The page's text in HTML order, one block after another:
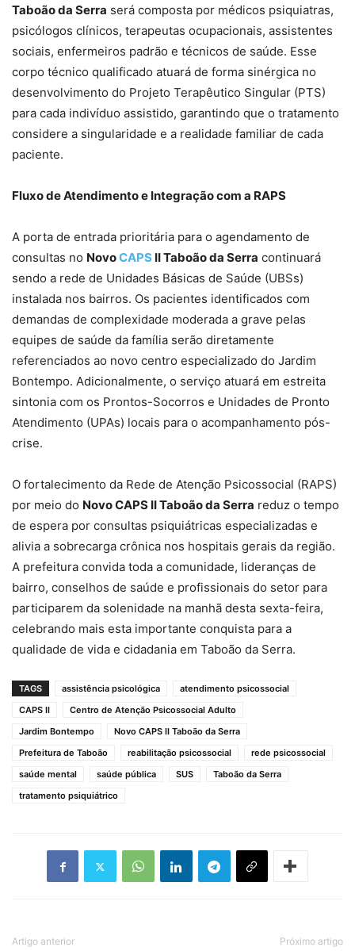
Taboão da Serra será composta por médicos psiquiatras,
psicólogos clínicos, terapeutas ocupacionais, assistentes
sociais, enfermeiros padrão e técnicos de saúde. Esse
corpo técnico qualificado atuará de forma sinérgica no
desenvolvimento do Projeto Terapêutico Singular (PTS)
para cada indivíduo assistido, garantindo que o tratamento
considere a singularidade e a realidade familiar de cada
paciente.
Fluxo de Atendimento e Integração com a RAPS
A porta de entrada prioritária para o agendamento de
consultas no NovoCAPS II Taboão da Serra continuará
sendo a rede de Unidades Básicas de Saúde (UBSs)
instalada nos bairros. Os pacientes identificados com
demandas de complexidade moderada a grave pelas
equipes de saúde da família serão diretamente
referenciados ao novo centro especializado do Jardim
Bontempo. Adicionalmente, o serviço atuará em estreita
sintonia com os Prontos-Socorros e Unidades de Pronto
Atendimento (UPAs) locais para o acompanhamento pós-
crise.
O fortalecimento da Rede de Atenção Psicossocial (RAPS)
por meio do Novo CAPS II Taboão da Serra reduz o tempo
de espera por consultas psiquiátricas especializadas e
alivia a sobrecarga crônica nos hospitais gerais da região.
A prefeitura convida toda a comunidade, lideranças de
bairro, conselhos de saúde e profissionais do setor para
participarem da solenidade na manhã desta sexta-feira,
celebrando mais esta importante conquista para a
qualidade de vida e cidadania em Taboão da Serra.
TAGS assistência psicológica
atendimento psicossocial
CAPS II
Centro de Atenção Psicossocial Adulto
Jardim Bontempo
Novo CAPS II Taboão da Serra
Prefeitura de Taboão
reabilitação psicossocial
rede psicossocial
saúde mental
saúde pública SUS
Taboão da Serra
tratamento psiquiátrico
Artigo anterior Próximo artigo